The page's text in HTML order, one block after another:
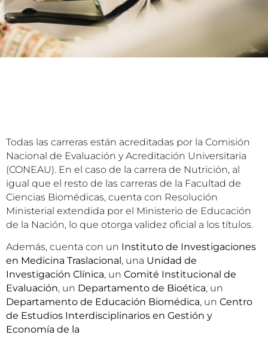
Todas las carreras están acreditadas por la Comisión
Nacional de Evaluación y Acreditación Universitaria
(CONEAU). En el caso de la carrera de Nutrición, al
igual que el resto de las carreras de la Facultad de
Ciencias Biomédicas, cuenta con Resolución
Ministerial extendida por el Ministerio de Educación
de la Nación, lo que otorga validez oficial a los títulos.
Además, cuenta con un Instituto de Investigaciones
en Medicina Traslacional, una Unidad de
Investigación Clínica, un Comité Institucional de
Evaluación, un Departamento de Bioética, un
Departamento de Educación Biomédica, un Centro
de Estudios Interdisciplinarios en Gestión y
Economía de la